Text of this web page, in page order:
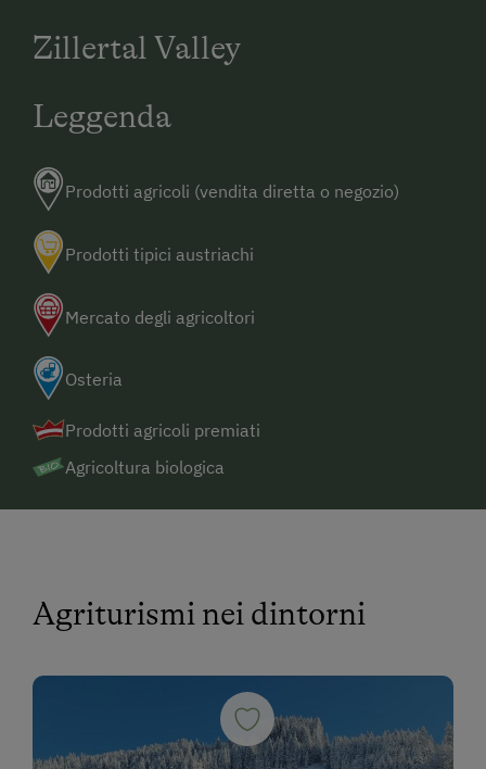
Zillertal Valley
Leggenda
Prodotti agricoli (vendita diretta o negozio)
Prodotti tipici austriachi
Mercato degli agricoltori
Osteria
Prodotti agricoli premiati
Agricoltura biologica
Agriturismi nei dintorni